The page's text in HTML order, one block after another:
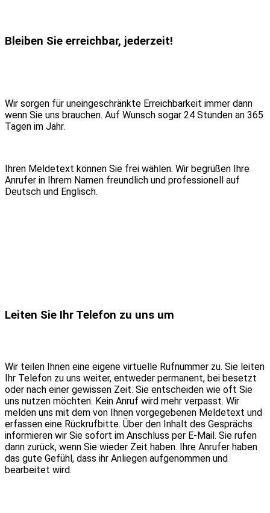
Bleiben Sie erreichbar, jederzeit!
Wir sorgen für uneingeschränkte Erreichbarkeit immer dann
wenn Sie uns brauchen. Auf Wunsch sogar 24 Stunden an 365
Tagen im Jahr.
Ihren Meldetext können Sie frei wählen. Wir begrüßen Ihre
Anrufer in Ihrem Namen freundlich und professionell auf
Deutsch und Englisch.
Leiten Sie Ihr Telefon zu uns um
Wir teilen Ihnen eine eigene virtuelle Rufnummer zu. Sie leiten
Ihr Telefon zu uns weiter, entweder permanent, bei besetzt
oder nach einer gewissen Zeit. Sie entscheiden wie oft Sie
uns nutzen möchten. Kein Anruf wird mehr verpasst. Wir
melden uns mit dem von Ihnen vorgegebenen Meldetext und
erfassen eine Rückrufbitte. Über den Inhalt des Gesprächs
informieren wir Sie sofort im Anschluss per E-Mail. Sie rufen
dann zurück, wenn Sie wieder Zeit haben. Ihre Anrufer haben
das gute Gefühl, dass ihr Anliegen aufgenommen und
bearbeitet wird.